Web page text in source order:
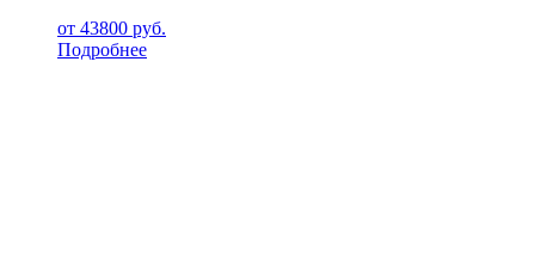
от 43800 руб.
Подробнее